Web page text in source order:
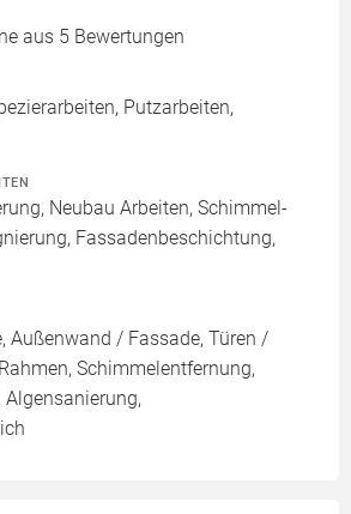
aus 5 Bewertungen
Putzarbeiten,
Neubau Arbeiten, Schimmel-
Fassadenbeschichtung,
Außenwand / Fassade, Türen /
Schimmelentfernung,